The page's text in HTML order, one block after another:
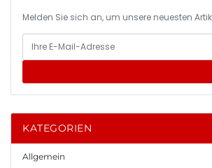
Melden Sie sich an, um unsere neuesten
KATEGORIEN
Allgemein